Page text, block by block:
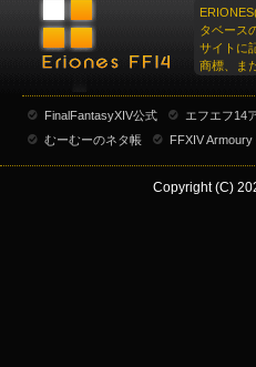
タベース
サイトに
商標、ま
FinalFantasyXIV公式 エフエフ14
むーむーのネタ帳
FFXIV Armoury
Copyright (C)